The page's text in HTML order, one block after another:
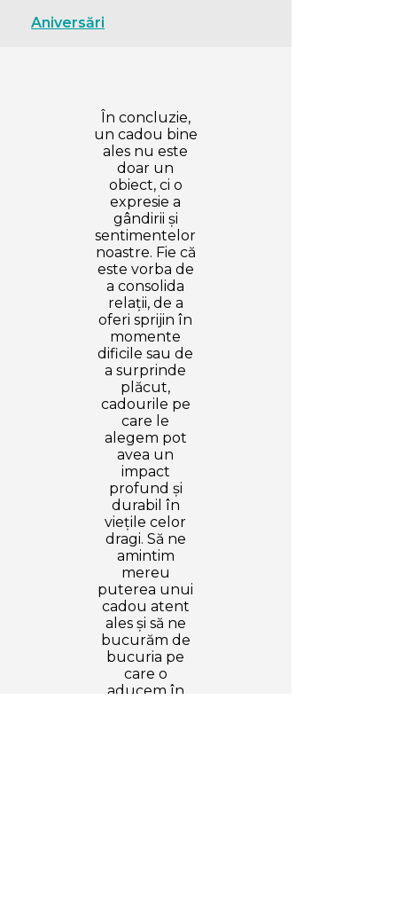
Aniversări
În concluzie,
un cadou bine
ales nu este
doar un
obiect, ci o
expresie a
gândirii și
sentimentelor
noastre. Fie că
este vorba de
a consolida
relații, de a
oferi sprijin în
momente
dificile sau de
a surprinde
plăcut,
cadourile pe
care le
alegem pot
avea un
impact
profund și
durabil în
viețile celor
dragi. Să ne
amintim
mereu
puterea unui
cadou atent
ales și să ne
bucurăm de
bucuria pe
care o
aducem în